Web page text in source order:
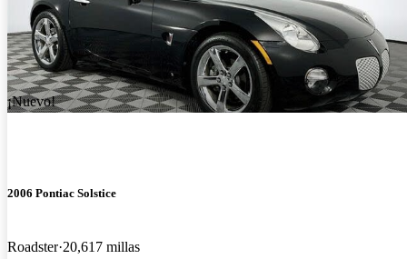
¡Nuevo!
2006 Pontiac Solstice
Roadster 20,617 millas